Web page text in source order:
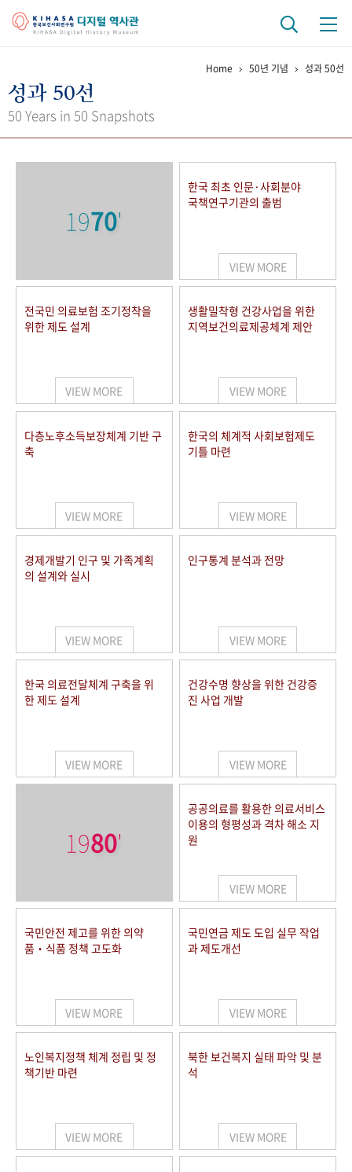
걸어온 길 기관 변천사
키워드로 보는 연구 역사
연구자들
사진 아카이브 문서 기록물 행정박물 영상 기록물
50+1 주년 기념
세계와 함께 한 KIHASA
VR 역사관
Home 50년 기념 성과 50선
성과 50선
50 Years in 50 Snapshots
1970'
한국 최초 인문·사회분야
국책연구기관의 출범
VIEW MORE
전국민 의료보험 조기정착을
위한 제도 설계
VIEW MORE
생활밀착형 건강사업을 위한
지역보건의료제공체계 제안
VIEW MORE
다층노후소득보장체계 기반 구
축
VIEW MORE
한국의 체계적 사회보험제도
기틀 마련
VIEW MORE
경제개발기 인구 및 가족계획
의 설계와 실시
VIEW MORE
인구통계 분석과 전망
VIEW MORE
한국 의료전달체계 구축을 위
한 제도 설계
VIEW MORE
건강수명 향상을 위한 건강증
진 사업 개발
VIEW MORE
1980'
공공의료를 활용한 의료서비스
이용의 형평성과 격차 해소 지
원
VIEW MORE
국민안전 제고를 위한 의약
품‧식품 정책 고도화
VIEW MORE
국민연금 제도 도입 실무 작업
과 제도개선
VIEW MORE
노인복지정책 체계 정립 및 정
책기반 마련
VIEW MORE
북한 보건복지 실태 파악 및 분
석
VIEW MORE